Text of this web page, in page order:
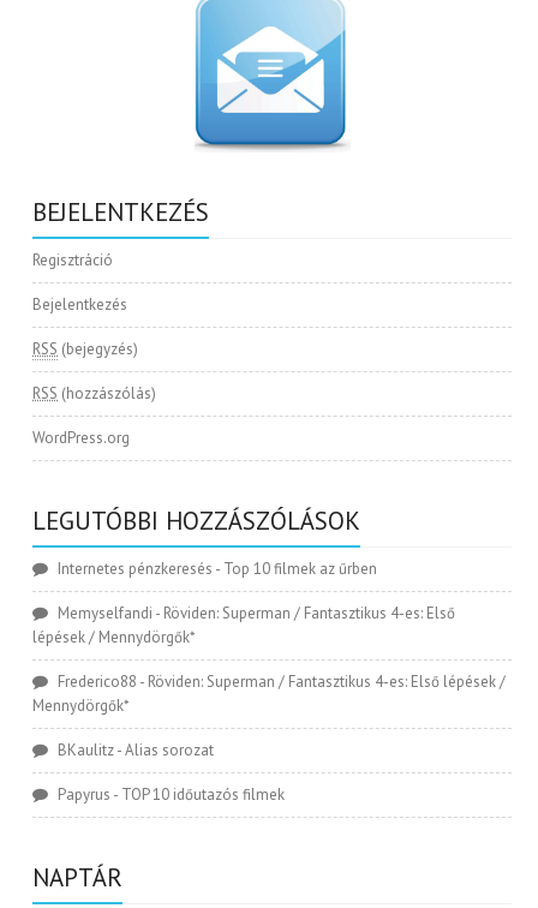
BEJELENTKEZÉS
Regisztráció
Bejelentkezés
RSS (bejegyzés)
RSS (hozzászólás)
WordPress.org
LEGUTÓBBI HOZZÁSZÓLÁSOK
Internetes pénzkeresés - Top 10 filmek az űrben
Memyselfandi - Röviden: Superman / Fantasztikus 4-es: Első
lépések / Mennydörgők*
Frederico88 - Röviden: Superman / Fantasztikus 4-es: Első lépések /
Mennydörgők*
BKaulitz-Alias sorozat
Papyrus - TOP 10 időutazós filmek
NAPTÁR